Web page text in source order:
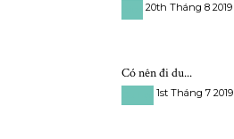
20th Tháng 8 2019
Có nên đi du...
1st Tháng 7 2019